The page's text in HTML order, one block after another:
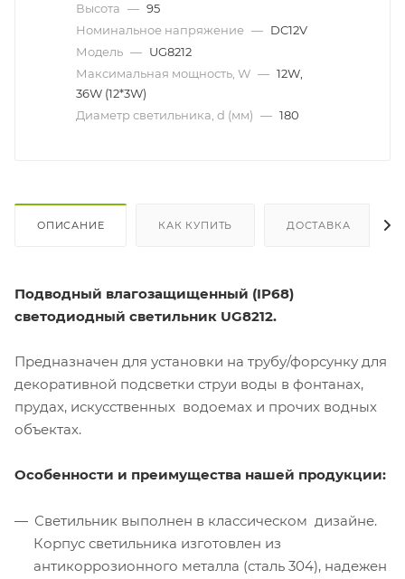
Высота — 95
Номинальное напряжение — DC12V
Модель — UG8212
Максимальная мощность, W — 12W,
36W (12*3W)
Диаметр светильника, d (мм) — 180
ОПИСАНИЕ КАК КУПИТЬ ДОСТАВКА
Подводный влагозащищенный (IP68)
светодиодный светильник UG8212.
Предназначен для установки на трубу/форсунку для
декоративной подсветки струи воды в фонтанах,
прудах, искусственных водоемах и прочих водных
объектах.
Особенности и преимущества нашей продукции:
Светильник выполнен в классическом дизайне.
Корпус светильника изготовлен из
антикоррозионного металла (сталь 304), надежен